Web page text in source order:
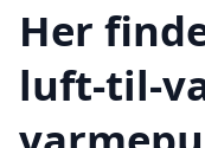
Her
luft-til-